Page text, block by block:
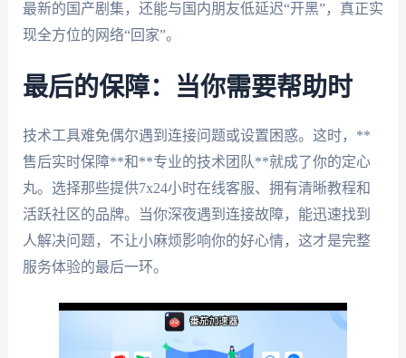
最新的国产剧集，还能与国内朋友低延迟“开黑”，真正实
现全方位的网络“回家”。
最后的保障：当你需要帮助时
技术工具难免偶尔遇到连接问题或设置困惑。这时，**
售后实时保障**和**专业的技术团队**就成了你的定心
丸。选择那些提供7x24小时在线客服、拥有清晰教程和
活跃社区的品牌。当你深夜遇到连接故障，能迅速找到
人解决问题，不让小麻烦影响你的好心情，这才是完整
服务体验的最后一环。